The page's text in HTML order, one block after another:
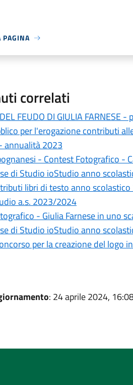
PAGINA
correlati
FEUDO DI GIULIA FARNESE
per l'erogazione contributi
annualità 2023
- Contest Fotografico -
di Studio ioStudio anno
libri di testo anno
a.s. 2023/2024
- Giulia Farnese in uno
di Studio ioStudio anno
per la creazione del logo
: 24 aprile 2024,